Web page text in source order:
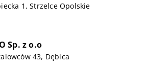
1, Strzelce Opolskie
Sp. z o.o
43, Dębica